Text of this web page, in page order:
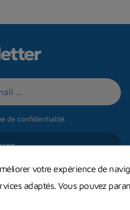
de confidentialité
votre expérience de
adaptés. Vous pouvez